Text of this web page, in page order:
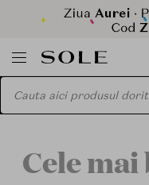
Cele